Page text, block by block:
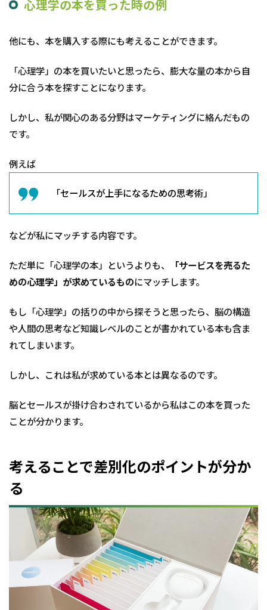
金を
すぐ
少し
るだ
差別
化す
とが
5
と
心理学の本を買った時の例
他にも、本を購入する際にも考えることができます。
「心理学」の本を買いたいと思ったら、膨大な量の本から自
分に合う本を探すことになります。
しかし、私が関心のある分野はマーケティングに絡んだもの
です。
例えば
「セールスが上手になるための思考術」
などが私にマッチする内容です。
ただ単に「心理学の本」というよりも、
「サービスを売るた
めの心理学」が求めているものにマッチします。
もし「心理学」の括りの中から探そうと思ったら、脳の構造
や人間の思考など知識レベルのことが書かれている本も含ま
れてしまいます。
しかし、これは私が求めている本とは異なるのです。
脳とセールスが掛け合わされているから私はこの本を買った
ことが分かります。
考えることで差別化のポイントが分か
る